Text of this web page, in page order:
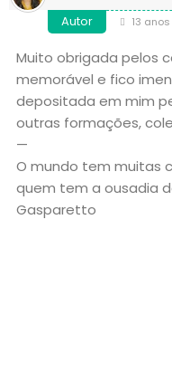
Autor 13
Muito obrigada pelos
memorável e fico
depositada em mim
outras formações,
—
O mundo tem muitas
quem tem a ousadia
Gasparetto